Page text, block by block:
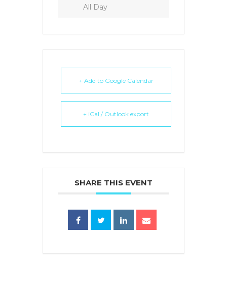
All Day
+ Add to Google Calendar
+ iCal / Outlook export
SHARE THIS EVENT